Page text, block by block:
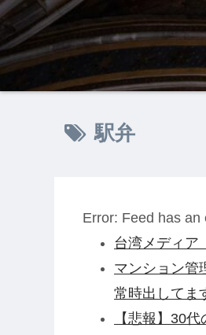
駅弁
Error: Feed has an
台湾メディア
マンション管
常時出してま
【悲報】30